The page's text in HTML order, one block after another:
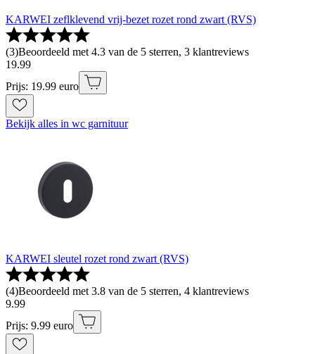
KARWEI zeflklevend vrij-bezet rozet rond zwart (RVS)
(3)Beoordeeld met 4.3 van de 5 sterren, 3 klantreviews
19.99
Prijs: 19.99 euro
Bekijk alles in wc garnituur
KARWEI sleutel rozet rond zwart (RVS)
(4)Beoordeeld met 3.8 van de 5 sterren, 4 klantreviews
9.99
Prijs: 9.99 euro